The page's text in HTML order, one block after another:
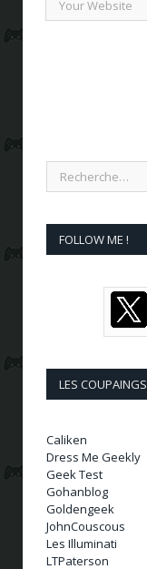
FOLLOW ME !
LES COUPAINGS
Caliken
Dress Me Geekly
Geek Test
Gohanblog
Goldengeek
JohnCouscous
Les Illuminati
LTPaterson